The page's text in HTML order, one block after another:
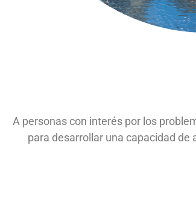
A personas con interés por los
para desarrollar una capacidad